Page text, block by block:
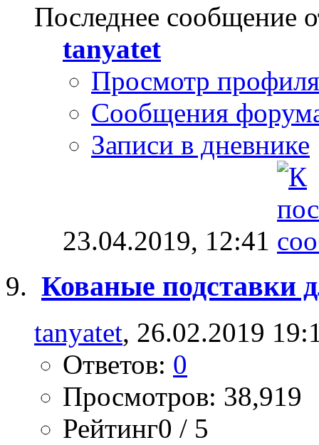
Последнее сообщение
tanyatet
Просмотр профиля
Сообщения
Записи в дневнике
23.04.2019, 12:41
Кованые подставки
tanyatet, 26.02.2019
Ответов: 0
Просмотров: 38,919
Рейтинг0 / 5